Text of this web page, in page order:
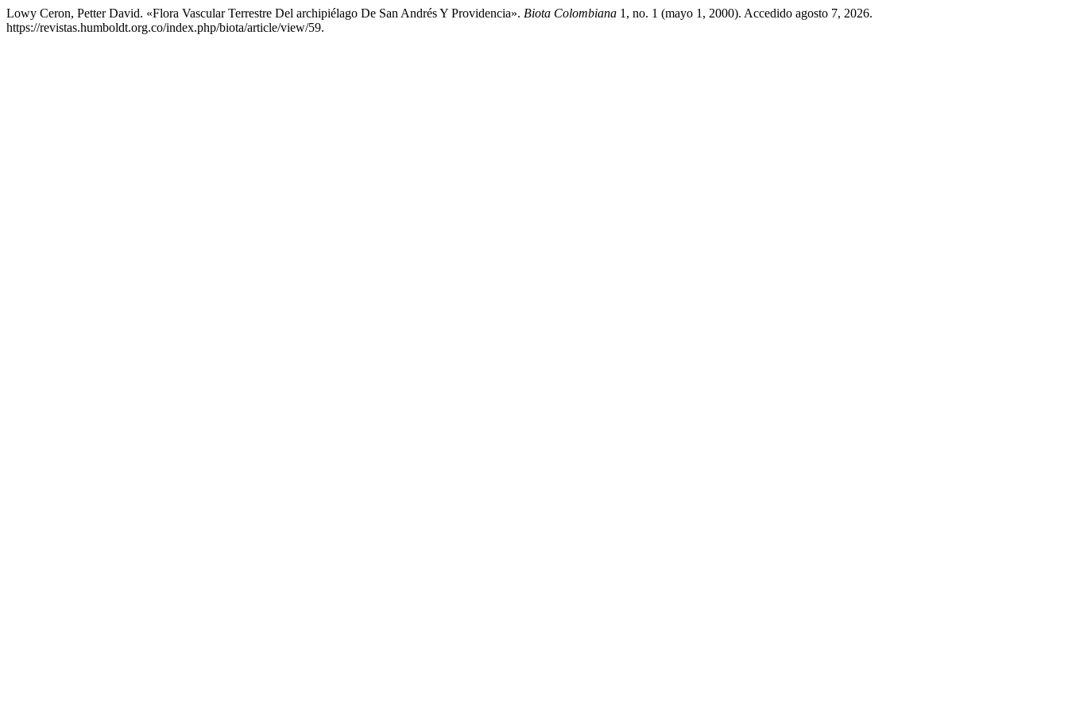
Lowy Ceron, Petter David. «Flora Vascular Terrestre Del archipiélago De San Andrés Y Providencia». Biota Colombiana 1, no. 1 (mayo 1, 2000). Accedido agosto 7, 2026.
https://revistas.humboldt.org.co/index.php/biota/article/view/59.